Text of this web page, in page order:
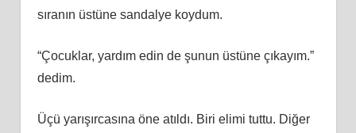
sıranın üstüne sandalye koydum.
“Çocuklar, yardım edin de şunun üstüne çıkayım.”
dedim.
Üçü yarışırcasına öne atıldı. Biri elimi tuttu. Diğer